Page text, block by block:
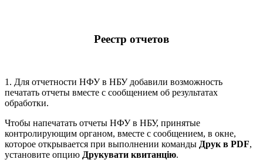
Реестр отчетов
1. Для отчетности НФУ в НБУ добавили возможность
печатать отчеты вместе с сообщением об результатах
обработки.
Чтобы напечатать отчеты НФУ в НБУ, принятые
контролирующим органом, вместе с сообщением, в окне,
которое открывается при выполнении команды Друк в PDF,
установите опцию Друкувати квитанцію.